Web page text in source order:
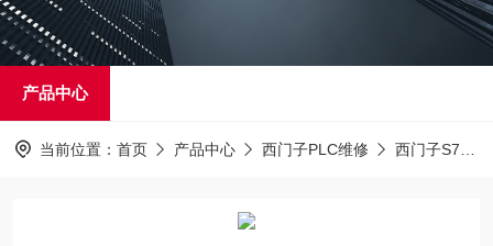
产品中心
当前位置： 首页 产品中心 西门子PLC维修 西门子S7-1500PLC解密